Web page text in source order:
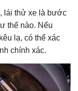
lái thử xe là bước
thế nào. Nếu
lạ, có thể xác
chính xác.